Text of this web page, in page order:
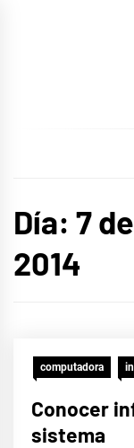
Día: 7
2014
computadora
Conocer
sistema